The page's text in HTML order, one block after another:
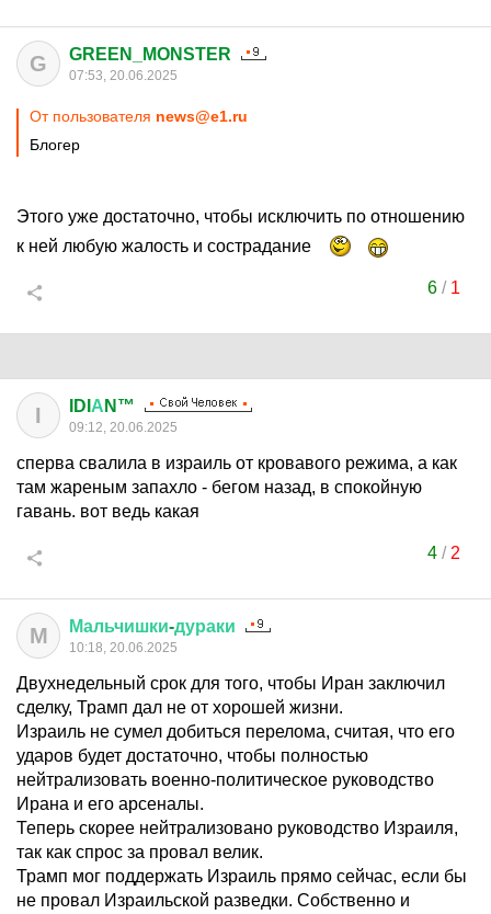
G GREEN_MONSTER
07:53, 20.06.2025
От пользователя news@e1.ru
Блогер
Этого уже достаточно, чтобы исключить по отношению
к ней любую жалость и сострадание
6/ 1
I IDI А N™
09:12, 20.06.2025
сперва свалила в израиль от кровавого режима, а как
там жареным запахло - бегом назад, в спокойную
гавань. вот ведь какая
4/ 2
М Мальчишки-дураки
10:18, 20.06.2025
Двухнедельный срок для того, чтобы Иран заключил
сделку, Трамп дал не от хорошей жизни.
Израиль не сумел добиться перелома, считая, что его
ударов будет достаточно, чтобы полностью
нейтрализовать военно-политическое руководство
Ирана и его арсеналы.
Теперь скорее нейтрализовано руководство Израиля,
так как спрос за провал велик.
Трамп мог поддержать Израиль прямо сейчас, если бы
не провал Израильской разведки. Собственно и